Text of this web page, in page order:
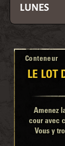
LUNES
Conteneur
LE LOT
Amenez
cour avec
Vous y